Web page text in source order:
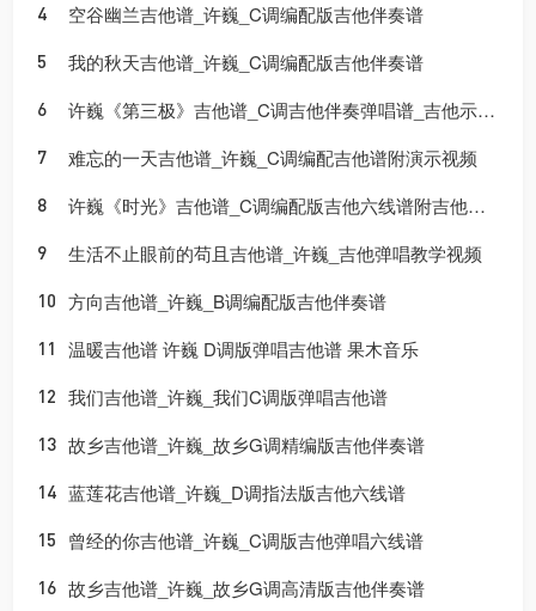
空谷幽兰吉他谱_许巍_C调编配版吉他伴奏谱
我的秋天吉他谱_许巍_C调编配版吉他伴奏谱
许巍《第三极》吉他谱_C调吉他伴奏弹唱谱_吉他示范视频
难忘的一天吉他谱_许巍_C调编配吉他谱附演示视频
许巍《时光》吉他谱_C调编配版吉他六线谱附吉他视频
生活不止眼前的苟且吉他谱_许巍_吉他弹唱教学视频
方向吉他谱_许巍_B调编配版吉他伴奏谱
温暖吉他谱 许巍 D调版弹唱吉他谱 果木音乐
我们吉他谱_许巍_我们C调版弹唱吉他谱
故乡吉他谱_许巍_故乡G调精编版吉他伴奏谱
蓝莲花吉他谱_许巍_D调指法版吉他六线谱
曾经的你吉他谱_许巍_C调版吉他弹唱六线谱
故乡吉他谱_许巍_故乡G调高清版吉他伴奏谱